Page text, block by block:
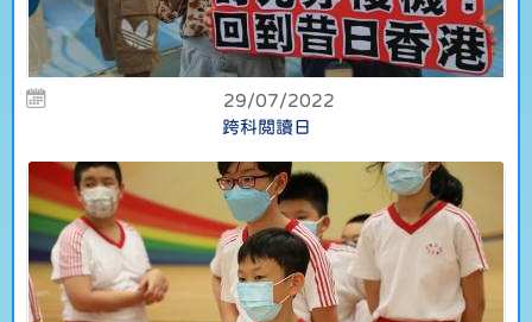
29/07/2022
跨科閲讀日